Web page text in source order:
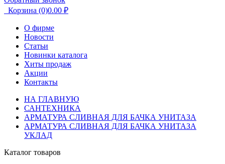
Корзина (0)0.00 ₽
О фирме
Новости
Статьи
Новинки каталога
Хиты продаж
Акции
Контакты
НА ГЛАВНУЮ
САНТЕХНИКА
АРМАТУРА СЛИВНАЯ ДЛЯ БАЧКА УНИТАЗА
АРМАТУРА СЛИВНАЯ ДЛЯ БАЧКА УНИТАЗА
УКЛАД
Каталог товаров